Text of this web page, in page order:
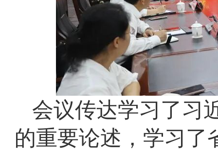
会议传达学习了习
的重要论述，学习了